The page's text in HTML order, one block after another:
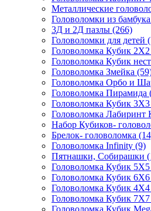
Металлические
Головоломки из
3Д и 2Д пазлы (266)
Головоломки для детей
Головоломка Кубик 2Х2
Головоломка Кубик
Головоломка Змейка
Головоломка Орбо и
Головоломка Пирамида
Головоломка Кубик 3Х3
Головоломка Лабиринт
Набор Кубиков-
Брелок- головоломка
Головоломка Infinity (9)
Пятнашки, Собирашки
Головоломка Кубик 5Х5
Головоломка Кубик 6Х6
Головоломка Кубик 4Х4
Головоломка Кубик 7Х7